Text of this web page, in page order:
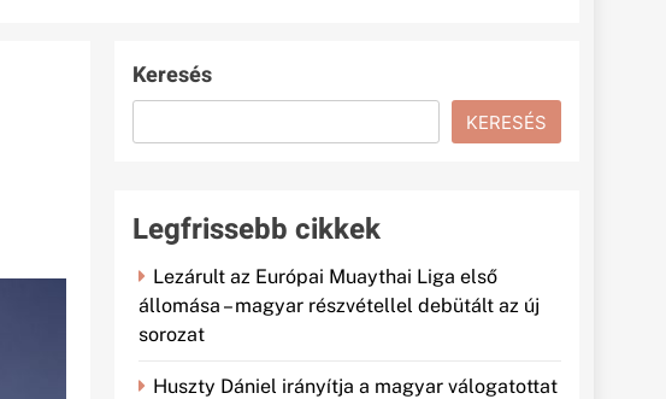
Keresés
KERESÉS
Legfrissebb cikkek
Lezárult az Európai Muaythai Liga első
állomása – magyar részvétellel debütált az új
sorozat
Huszty Dániel irányítja a magyar válogatottat